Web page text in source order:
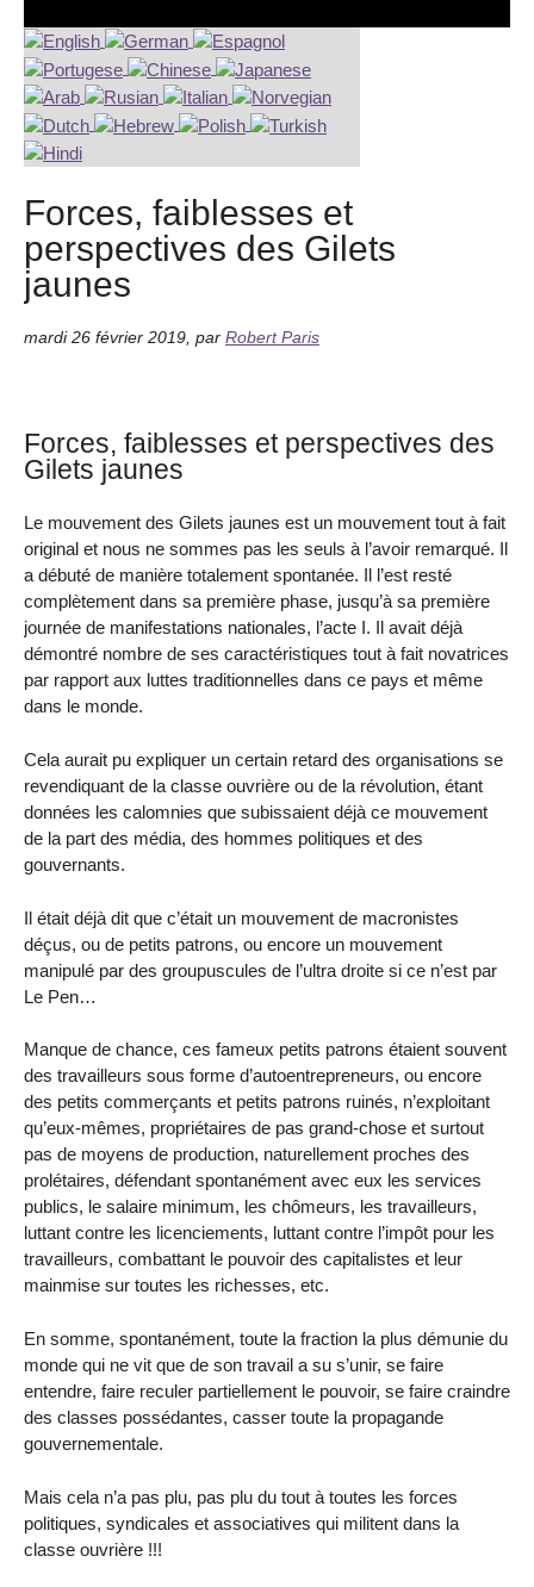
Forces, faiblesses et
perspectives des Gilets
jaunes
mardi 26 février 2019 par Robert Paris
Forces, faiblesses et perspectives des
Gilets jaunes
Le mouvement des Gilets jaunes est un mouvement tout à fait
original et nous ne sommes pas les seuls à l’avoir remarqué. Il
a débuté de manière totalement spontanée. Il l’est resté
complètement dans sa première phase, jusqu’à sa première
journée de manifestations nationales, l’acte I. Il avait déjà
démontré nombre de ses caractéristiques tout à fait novatrices
par rapport aux luttes traditionnelles dans ce pays et même
dans le monde.
Cela aurait pu expliquer un certain retard des organisations se
revendiquant de la classe ouvrière ou de la révolution, étant
données les calomnies que subissaient déjà ce mouvement
de la part des média, des hommes politiques et des
gouvernants.
Il était déjà dit que c’était un mouvement de macronistes
déçus, ou de petits patrons, ou encore un mouvement
manipulé par des groupuscules de l’ultra droite si ce n’est par
Le Pen…
Manque de chance, ces fameux petits patrons étaient souvent
des travailleurs sous forme d’autoentrepreneurs, ou encore
des petits commerçants et petits patrons ruinés, n’exploitant
qu’eux-mêmes, propriétaires de pas grand-chose et surtout
pas de moyens de production, naturellement proches des
prolétaires, défendant spontanément avec eux les services
publics, le salaire minimum, les chômeurs, les travailleurs,
luttant contre les licenciements, luttant contre l’impôt pour les
travailleurs, combattant le pouvoir des capitalistes et leur
mainmise sur toutes les richesses, etc.
En somme, spontanément, toute la fraction la plus démunie du
monde qui ne vit que de son travail a su s’unir, se faire
entendre, faire reculer partiellement le pouvoir, se faire craindre
des classes possédantes, casser toute la propagande
gouvernementale.
Mais cela n’a pas plu, pas plu du tout à toutes les forces
politiques, syndicales et associatives qui militent dans la
classe ouvrière !!!